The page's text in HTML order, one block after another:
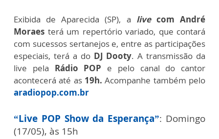
Exibida de Aparecida (SP), a livecom André
Moraes terá um repertório variado, que contará
com sucessos sertanejos e, entre as participações
especiais, terá a do DJ Dooty. A transmissão da
live pela Rádio POP e pelo canal do cantor
acontecerá até as 19h. Acompanhe também pelo
aradiopop.com.br
“Live POP Show da Esperança”: Domingo
(17/05), às 15h